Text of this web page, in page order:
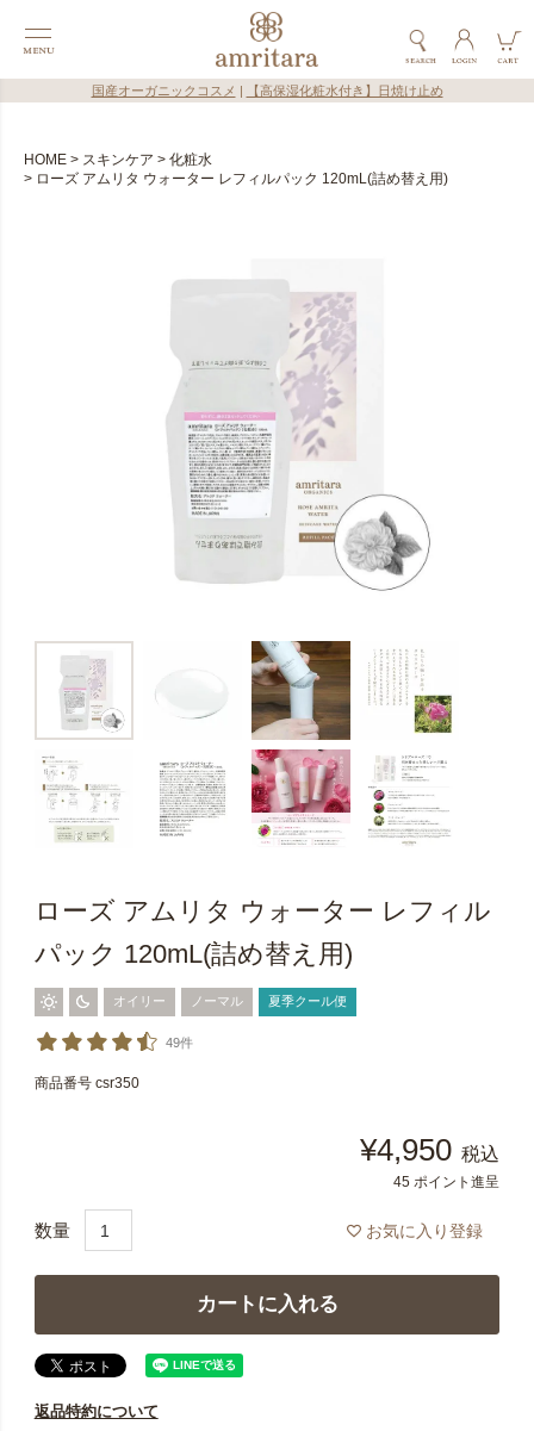
国産オーガニックコスメ 【高保湿化粧水付き】日焼け止め
HOME スキンケア
化粧水
ローズ アムリタ ウォーター レフィルパック 120mL(詰め替え用)
ローズ アムリタ ウォーター レフィル
パック 120mL(詰め替え用)
オイリー ノーマル 夏季クール便
49件
商品番号 csr350
¥4,950 税込
45 ポイント進呈
お気に入り登録
カートに入れる
返品特約について